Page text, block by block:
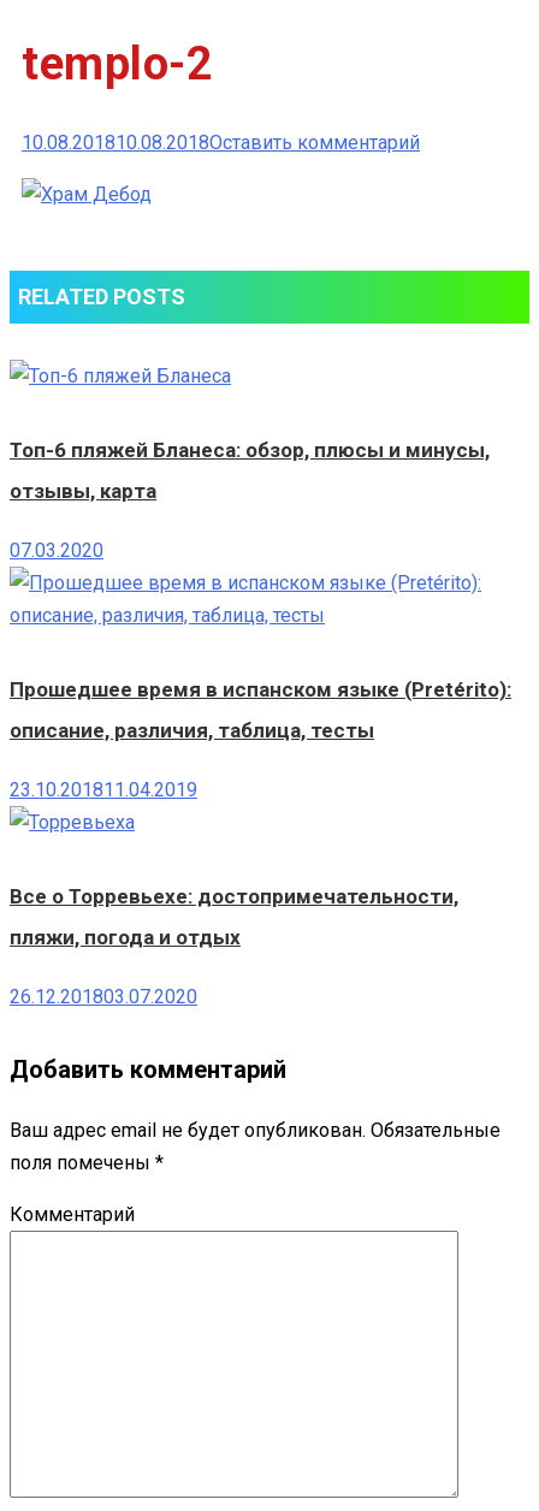
templo-2
10.08.201810.08.2018Оставить комментарийк
RELATED POSTS
Топ-6 пляжей Бланеса: обзор, плюсы и минусы,
отзывы, карта
07.03.2020
Прошедшее время в испанском языке (Pretérito):
описание, различия, таблица, тесты
23.10.201811.04.2019
Все о Торревьехе: достопримечательности,
пляжи, погода и отдых
26.12.201803.07.2020
Добавить комментарий
Ваш адрес email не будет опубликован. Обязательные
поля помечены *
Комментарий